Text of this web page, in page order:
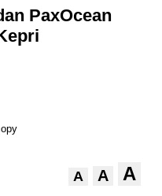
PaxOcean
A A A